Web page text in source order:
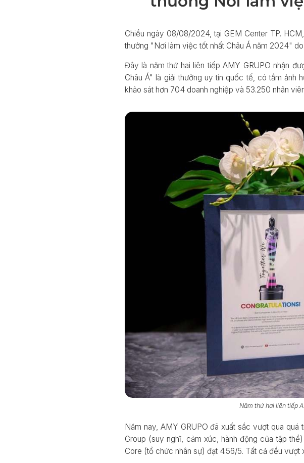
Chiều ngày 08/08/2024, tại GEM Center TP.
thưởng "Nơi làm việc tốt nhất Châu Á năm 2024"
Đây là năm thứ hai liên tiếp AMY GRUPO nhận
Châu Á" là giải thưởng uy tín quốc tế, có tầm ảnh
khảo sát hơn 704 doanh nghiệp và 53.250 nhân
Năm thứ hai liên tiếp
Năm nay, AMY GRUPO đã xuất sắc vượt qua
Group (suy nghĩ, cảm xúc, hành động của tập
Core (tổ chức nhân sự) đạt 4.56/5. Tất cả đều